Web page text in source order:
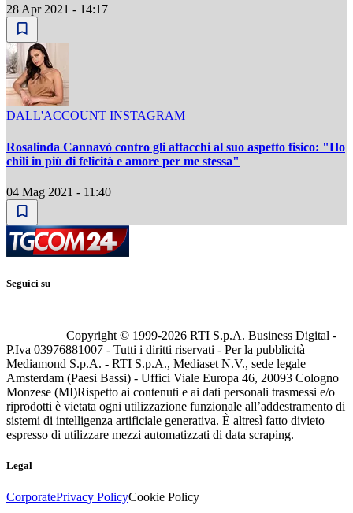
28 Apr 2021 - 14:17
DALL'ACCOUNT INSTAGRAM
Rosalinda Cannavò contro gli attacchi al suo aspetto fisico: "Ho
chili in più di felicità e amore per me stessa"
04 Mag 2021 - 11:40
Seguici su
Copyright © 1999-2026 RTI S.p.A. Business Digital -
P.Iva 03976881007 - Tutti i diritti riservati - Per la pubblicità
Mediamond S.p.A. - RTI S.p.A., Mediaset N.V., sede legale
Amsterdam (Paesi Bassi) - Uffici Viale Europa 46, 20093 Cologno
Monzese (MI)Rispetto ai contenuti e ai dati personali trasmessi e/o
riprodotti è vietata ogni utilizzazione funzionale all’addestramento di
sistemi di intelligenza artificiale generativa. È altresì fatto divieto
espresso di utilizzare mezzi automatizzati di data scraping.
Legal
CorporatePrivacy PolicyCookie Policy